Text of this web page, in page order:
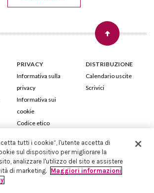
PRIVACY
Informativa sulla
privacy
Informativa sui
cookie
Codice etico
DISTRIBUZIONE
Calendario uscite
Scrivici
Italia S.p.A. Viale Monte Nero, 84 - 20135 Milano
e P.IVA 05946780151 - Capitale Sociale 258.250 €
Registro delle imprese nr.198004 e REA nr.1051898
tutti i cookie”, l'utente accetta di
sul dispositivo per migliorare la
analizzare l'utilizzo del sito e assistere
di marketing. Maggiori informazioni